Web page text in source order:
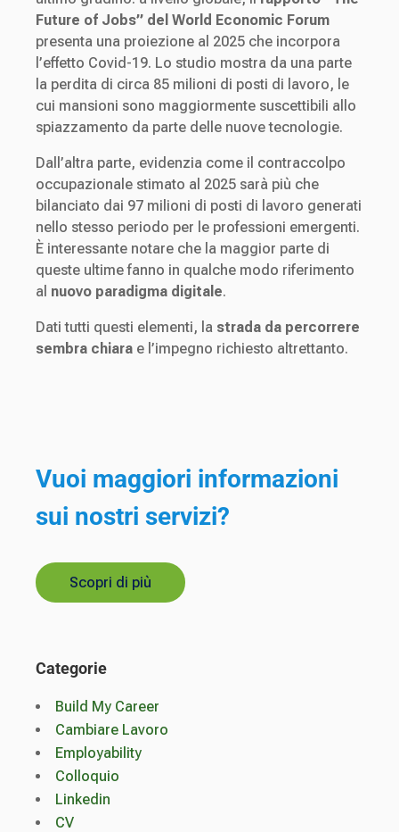
Future of Jobs” del World Economic Forum
presenta una proiezione al 2025 che incorpora
l’effetto Covid-19. Lo studio mostra da una parte
la perdita di circa 85 milioni di posti di lavoro, le
cui mansioni sono maggiormente suscettibili allo
spiazzamento da parte delle nuove tecnologie.
Dall’altra parte, evidenzia come il contraccolpo
occupazionale stimato al 2025 sarà più che
bilanciato dai 97 milioni di posti di lavoro generati
nello stesso periodo per le professioni emergenti.
È interessante notare che la maggior parte di
queste ultime fanno in qualche modo riferimento
al nuovo paradigma digitale.
Dati tutti questi elementi, la strada da percorrere
sembra chiara e l’impegno richiesto altrettanto.
Vuoi maggiori informazioni
sui nostri servizi?
Scopri di più
Categorie
Build My Career
Cambiare Lavoro
Employability
Colloquio
Linkedin
CV